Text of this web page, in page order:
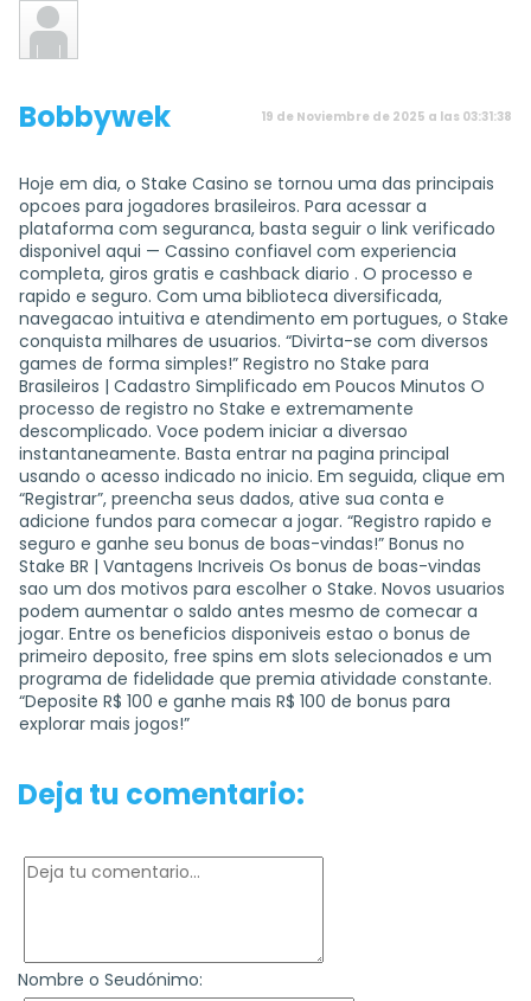
Bobbywek 19 de Noviembre de 2025 a las 03:31:38
Hoje em dia, o Stake Casino se tornou uma das principais
opcoes para jogadores brasileiros. Para acessar a
plataforma com seguranca, basta seguir o link verificado
disponivel aqui — Cassino confiavel com experiencia
completa, giros gratis e cashback diario . O processo e
rapido e seguro. Com uma biblioteca diversificada,
navegacao intuitiva e atendimento em portugues, o Stake
conquista milhares de usuarios. “Divirta-se com diversos
games de forma simples!” Registro no Stake para
Brasileiros | Cadastro Simplificado em Poucos Minutos O
processo de registro no Stake e extremamente
descomplicado. Voce podem iniciar a diversao
instantaneamente. Basta entrar na pagina principal
usando o acesso indicado no inicio. Em seguida, clique em
“Registrar”, preencha seus dados, ative sua conta e
adicione fundos para comecar a jogar. “Registro rapido e
seguro e ganhe seu bonus de boas-vindas!” Bonus no
Stake BR | Vantagens Incriveis Os bonus de boas-vindas
sao um dos motivos para escolher o Stake. Novos usuarios
podem aumentar o saldo antes mesmo de comecar a
jogar. Entre os beneficios disponiveis estao o bonus de
primeiro deposito, free spins em slots selecionados e um
programa de fidelidade que premia atividade constante.
“Deposite R$ 100 e ganhe mais R$ 100 de bonus para
explorar mais jogos!”
Deja tu comentario:
Nombre o Seudónimo: